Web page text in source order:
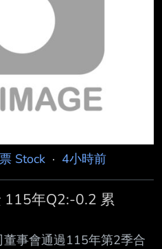
期止營業收入(仟
1日累計至本期止營業毛利
Stock · 4小時前
115年Q2:-0.2 累
董事會通過115年第2季合